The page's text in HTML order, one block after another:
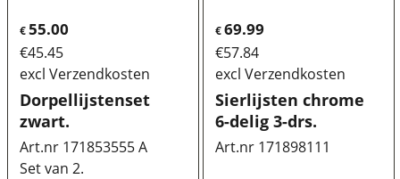
€55.00
€45.45
excl Verzendkosten
Dorpellijstenset
zwart.
Art.nr 171853555 A
Set van 2.
€69.99
€57.84
excl Verzendkosten
Sierlijsten chrome
6-delig 3-drs.
Art.nr 171898111